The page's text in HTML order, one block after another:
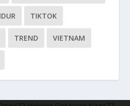
TIKTOK
TREND VIETNAM